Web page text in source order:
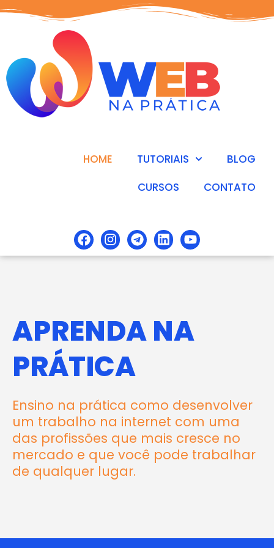
HOME TUTORIAIS
BLOG
CURSOS
CONTATO
APRENDA NA
PRÁTICA
Ensino na prática como desenvolver
um trabalho na internet com uma
das profissões que mais cresce no
mercado e que você pode trabalhar
de qualquer lugar.